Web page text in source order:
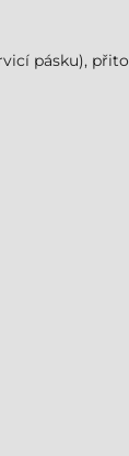
pásku),